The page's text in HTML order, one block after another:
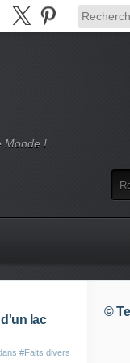
Monde !
lac
#Faits divers
©